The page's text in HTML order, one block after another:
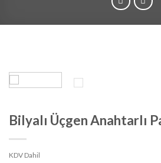
Bilyalı Üçgen Anahtarlı
KDV Dahil